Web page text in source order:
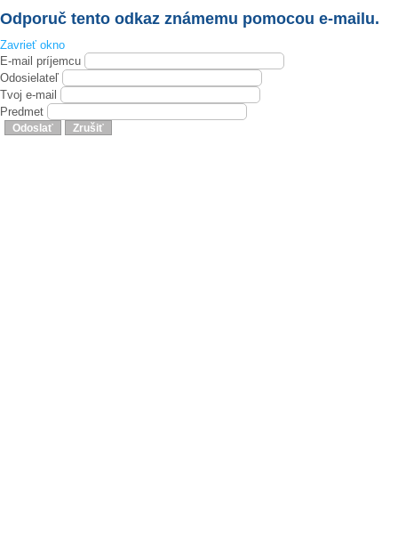
Odporuč tento odkaz známemu pomocou e-mailu.
Zavrieť okno
E-mail príjemcu
Odosielateľ
Tvoj e-mail
Predmet
Odoslať Zrušiť